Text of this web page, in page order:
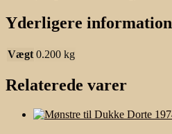
Yderligere information
Vægt 0.200 kg
Relaterede varer